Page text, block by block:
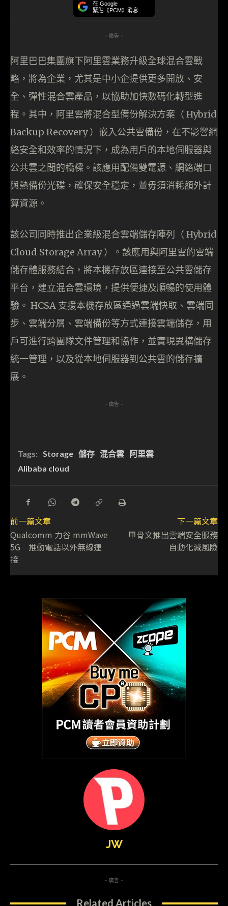
在 Google
緊貼《PCM》消息
- 廣告 -
阿里巴巴集團旗下阿里雲業務升級全球混合雲戰
略，將為企業，尤其是中小企提供更多開放、安
全、彈性混合雲產品，以協助加快數碼化轉型進
程。其中，阿里雲將混合型備份解決方案（ Hybrid
Backup Recovery ）嵌入公共雲備份，在不影響網
絡安全和效率的情況下，成為用戶的本地伺服器與
公共雲之間的橋樑。該應用配備雙電源、網絡端口
與熱備份光碟，確保安全穩定，並毋須消耗額外計
算資源。
該公司同時推出企業級混合雲端儲存陣列（ Hybrid
Cloud Storage Array ）。該應用與阿里雲的雲端
儲存體服務結合，將本機存放區連接至公共雲儲存
平台，建立混合雲環境，提供便捷及順暢的使用體
驗。 HCSA 支援本機存放區通過雲端快取、雲端同
步、雲端分層、雲端備份等方式連接雲端儲存，用
戶可進行跨團隊文件管理和協作，並實現異構儲存
統一管理，以及從本地伺服器到公共雲的儲存擴
展。
- 廣告 -
Tags: Storage 儲存 混合雲
阿里雲
Alibaba cloud
前一篇文章
Qualcomm 力谷 mmWave
5G 推動電話以外無線連
接
下一篇文章
甲骨文推出雲端安全服務
自動化減風險
JW
- 廣告 -
Related Articles